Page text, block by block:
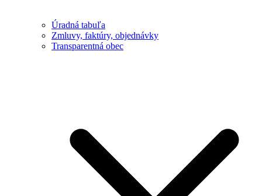
Úradná tabuľa
Zmluvy, faktúry, objednávky
Transparentná obec